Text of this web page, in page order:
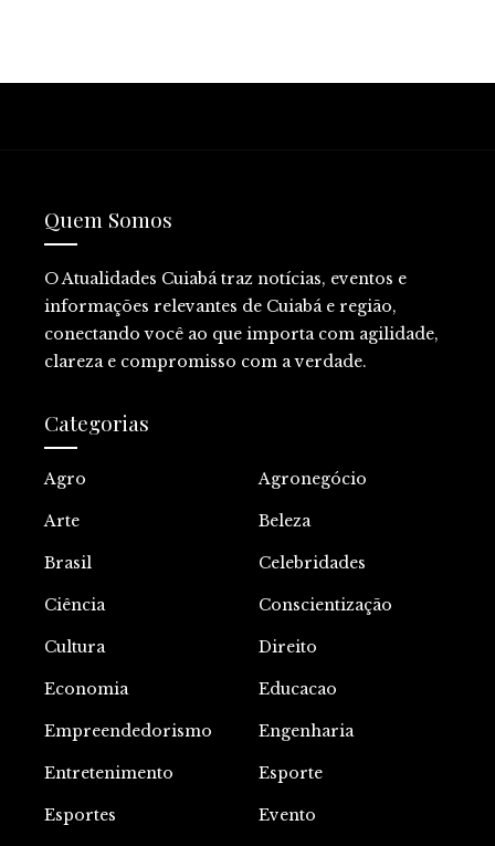
Quem Somos
O Atualidades Cuiabá traz notícias, eventos e
informações relevantes de Cuiabá e região,
conectando você ao que importa com agilidade,
clareza e compromisso com a verdade.
Categorias
Agro Agronegócio
Arte Beleza
Brasil Celebridades
Ciência Conscientização
Cultura Direito
Economia Educacao
Empreendedorismo Engenharia
Entretenimento Esporte
Esportes Evento